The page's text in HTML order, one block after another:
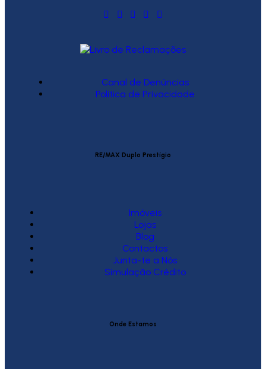
Canal de Denúncias
Política de Privacidade
RE/MAX Duplo Prestígio
Imóveis
Lojas
Blog
Contactos
Junta-te a Nós
Simulação Crédito
Onde Estamos